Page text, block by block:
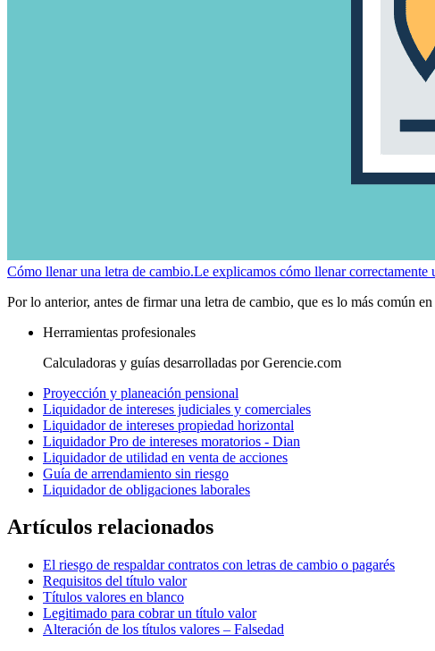
Cómo llenar una letra de cambio.Le explicamos cómo llenar
Por lo anterior, antes de firmar una letra de cambio, que es lo más común
Herramientas profesionales
Calculadoras y guías desarrolladas por Gerencie.com
Proyección y planeación pensional
Liquidador de intereses judiciales y comerciales
Liquidador de intereses propiedad horizontal
Liquidador Pro de intereses moratorios - Dian
Liquidador de utilidad en venta de acciones
Guía de arrendamiento sin riesgo
Liquidador de obligaciones laborales
Artículos relacionados
El riesgo de respaldar contratos con letras de cambio o pagarés
Requisitos del título valor
Títulos valores en blanco
Legitimado para cobrar un título valor
Alteración de los títulos valores – Falsedad